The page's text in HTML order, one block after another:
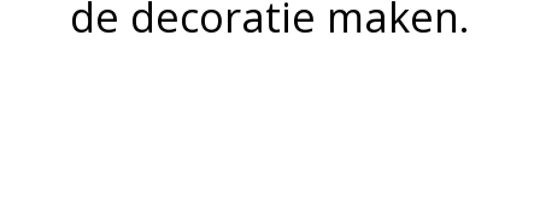
de decoratie maken.